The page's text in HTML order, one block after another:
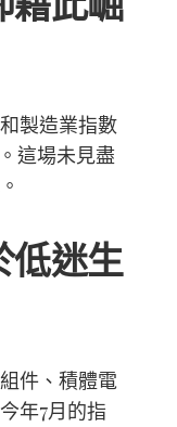
製造業指數
這場未見盡
低迷生
件、積體電
年7月的指